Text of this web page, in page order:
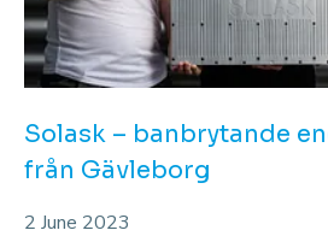
Solask – banbrytande
från Gävleborg
2 June 2023